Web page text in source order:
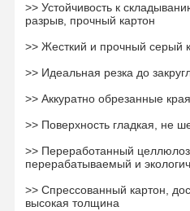
Экскурсия
Контроль
Случаи Блог
Серый картон
>> Устойчивость к
разрыв, прочный картон
>> Жесткий и прочный серый
>> Идеальная резка до
>> Аккуратно обрезанные
>> Поверхность гладкая, не
>> Переработанный
перерабатываемый и
>> Спрессованный картон,
высокая толщина